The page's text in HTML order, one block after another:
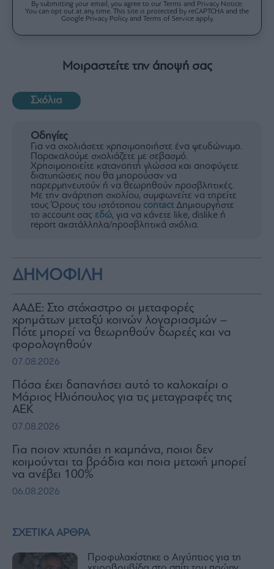
ΣΧΕΤΙΚΑ ΑΡΘΡΑ
Προφυλακίστηκε ο Αιγύπτιος για τη
By submitting your email, you agree to our Terms and Privacy Notice.
You can opt out at any time. This site is protected by reCAPTCHA and the
Google Privacy Policy and Terms of Service apply.
Μοιραστείτε την άποψή σας
Σχόλια
Οδηγίες
Για να σχολιάσετε χρησιμοποιήστε ένα ψευδώνυμο.
Παρακαλούμε σχολιάζετε με σεβασμό.
Χρησιμοποιείτε κατανοητή γλώσσα και αποφύγετε
διατυπώσεις που θα μπορούσαν να
παρερμηνευτούν ή να θεωρηθούν προσβλητικές.
Με την ανάρτηση σχολίου, συμφωνείτε να τηρείτε
τους Όρους του ιστότοπου contactΔημιουργήστε
το account σας εδώ, για να κάνετε like, dislike ή
report ακατάλληλα/προσβλητικά σχόλια.
ΔΗΜΟΦΙΛΗ
ΑΑΔΕ: Στο στόχαστρο οι μεταφορές
χρημάτων μεταξύ κοινών λογαριασμών –
Πότε μπορεί να θεωρηθούν δωρεές και να
φορολογηθούν
07.08.2026
Πόσα έχει δαπανήσει αυτό το καλοκαίρι ο
Μάριος Ηλιόπουλος για τις μεταγραφές της
ΑΕΚ
07.08.2026
Για ποιον χτυπάει η καμπάνα, ποιοι δεν
κοιμούνται τα βράδια και ποια μετοχή μπορεί
να ανέβει 100%
06.08.2026